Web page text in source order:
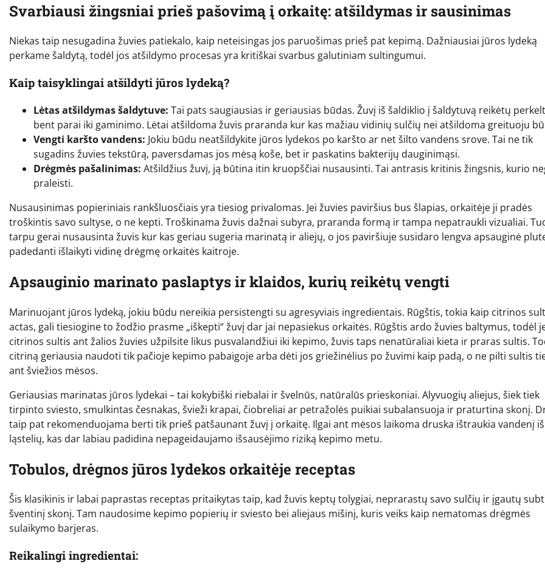
Svarbiausi žingsniai prieš pašovimą į orkaitę: atšildymas ir sausinimas
Niekas taip nesugadina žuvies patiekalo, kaip neteisingas jos paruošimas prieš pat kepimą. Dažniausiai jūros lydeką
perkame šaldytą, todėl jos atšildymo procesas yra kritiškai svarbus galutiniam sultingumui.
Kaip taisyklingai atšildyti jūros lydeką?
Lėtas atšildymas šaldytuve: Tai pats saugiausias ir geriausias būdas. Žuvį iš šaldiklio į šaldytuvą reikėtų
bent parai iki gaminimo. Lėtai atšildoma žuvis praranda kur kas mažiau vidinių sulčių nei atšildoma greituoju
Vengti karšto vandens: Jokiu būdu neatšildykite jūros lydekos po karšto ar net šilto vandens srove. Tai ne tik
sugadins žuvies tekstūrą, paversdamas jos mėsą koše, bet ir paskatins bakterijų dauginimąsi.
Drėgmės pašalinimas: Atšildžius žuvį, ją būtina itin kruopščiai nusausinti. Tai antrasis kritinis žingsnis, kurio
praleisti.
Nusausinimas popieriniais rankšluosčiais yra tiesiog privalomas. Jei žuvies paviršius bus šlapias, orkaitėje ji pradės
troškintis savo sultyse, o ne kepti. Troškinama žuvis dažnai subyra, praranda formą ir tampa nepatraukli vizualiai.
tarpu gerai nusausinta žuvis kur kas geriau sugeria marinatą ir aliejų, o jos paviršiuje susidaro lengva apsauginė
padedanti išlaikyti vidinę drėgmę orkaitės kaitroje.
Apsauginio marinato paslaptys ir klaidos, kurių reikėtų vengti
Marinuojant jūros lydeką, jokiu būdu nereikia persistengti su agresyviais ingredientais. Rūgštis, tokia kaip citrinos
actas, gali tiesiogine to žodžio prasme „iškepti“ žuvį dar jai nepasiekus orkaitės. Rūgštis ardo žuvies baltymus, todėl
citrinos sultis ant žalios žuvies užpilsite likus pusvalandžiui iki kepimo, žuvis taps nenatūraliai kieta ir praras sultis.
citriną geriausia naudoti tik pačioje kepimo pabaigoje arba dėti jos griežinėlius po žuvimi kaip padą, o ne pilti sultis
ant šviežios mėsos.
Geriausias marinatas jūros lydekai – tai kokybiški riebalai ir švelnūs, natūralūs prieskoniai. Alyvuogių aliejus, šiek tiek
tirpinto sviesto, smulkintas česnakas, švieži krapai, čiobreliai ar petražolės puikiai subalansuoja ir praturtina skonį.
taip pat rekomenduojama berti tik prieš patšaunant žuvį į orkaitę. Ilgai ant mėsos laikoma druska ištraukia vandenį iš
ląstelių, kas dar labiau padidina nepageidaujamo išsausėjimo riziką kepimo metu.
Tobulos, drėgnos jūros lydekos orkaitėje receptas
Šis klasikinis ir labai paprastas receptas pritaikytas taip, kad žuvis keptų tolygiai, neprarastų savo sulčių ir įgautų
šventinį skonį. Tam naudosime kepimo popierių ir sviesto bei aliejaus mišinį, kuris veiks kaip nematomas drėgmės
sulaikymo barjeras.
Reikalingi ingredientai: